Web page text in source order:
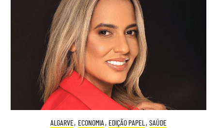
ALGARVE, ECONOMIA , EDIÇÃO PAPEL , SAÚDE